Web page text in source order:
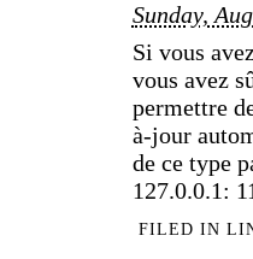
Sunday,
Si vous
vous avez
permettre
à-jour
de ce type
127.0.0.1:
FILED IN